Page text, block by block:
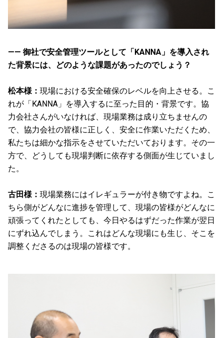
—— 御社で安全管理ツールとして「KANNA」を導入され
た背景には、どのような課題があったのでしょう？
松本様： 現場における安全確保のレベルを向上させる。こ
れが「KANNA」を導入するに至った目的・背景です。協
力会社さんがいなければ、現場業務は成り立ちませんの
で、協力会社の皆様に正しく、安全に作業いただくため、
私たちは細かな指示をさせていただいております。その一
方で、どうしても現場判断に依存する側面が生じていまし
た。
古田様： 現場業務にはイレギュラーが付き物ですよね。こ
ちら側がどんなに進捗を管理して、現場の皆様がどんなに
頑張ってくれたとしても、今日やるはずだった作業が翌日
にずれ込んでしまう。これはどんな現場にも生じ、そこを
調整くださるのは現場の皆様です。